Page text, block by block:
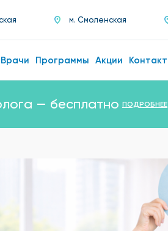
м. Смоленская
Врачи Программы Акции
— бесплатно ПОДРОБНЕЕ